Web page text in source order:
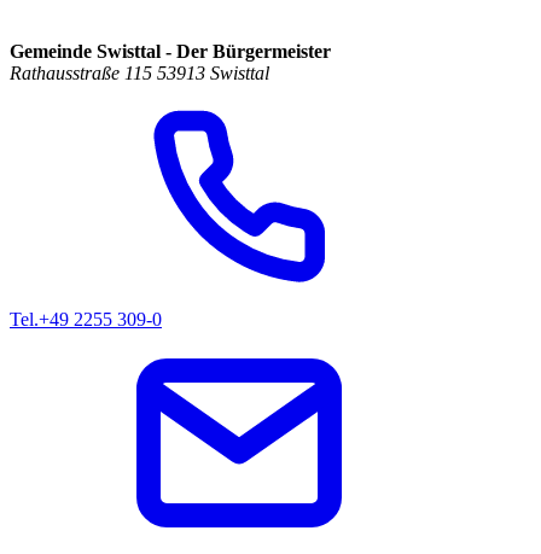
Gemeinde Swisttal - Der Bürgermeister
Rathausstraße 115 53913 Swisttal
Tel.+49 2255 309-0